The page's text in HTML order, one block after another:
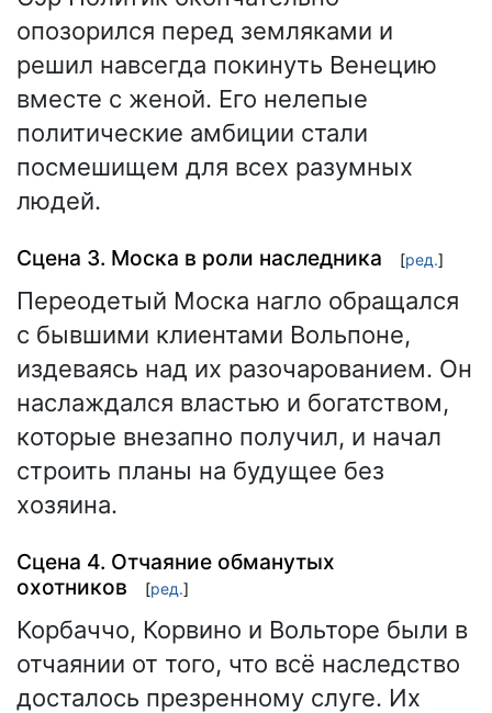
опозорился перед земляками и
решил навсегда покинуть Венецию
вместе с женой. Его нелепые
политические амбиции стали
посмешищем для всех разумных
людей.
Сцена 3. Моска в роли наследника [ред.]
Переодетый Моска нагло обращался
с бывшими клиентами Вольпоне,
издеваясь над их разочарованием. Он
наслаждался властью и богатством,
которые внезапно получил, и начал
строить планы на будущее без
хозяина.
Сцена 4. Отчаяние обманутых
охотников
[ред.]
Корбаччо, Корвино и Вольторе были в
отчаянии от того, что всё наследство
досталось презренному слуге. Их